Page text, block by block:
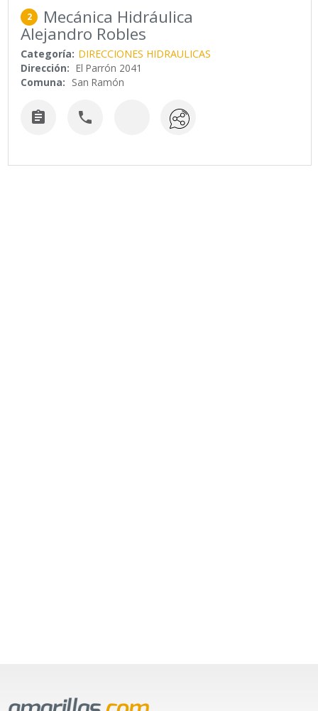
2 Mecánica Hidráulica
Alejandro Robles
Categoría: DIRECCIONES HIDRAULICAS
Dirección: El Parrón 2041
Comuna: San Ramón
 